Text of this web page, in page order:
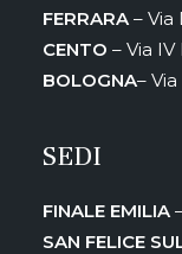
FERRARA – Via
CENTO – Via
BOLOGNA–
SEDI
FINALE EMILIA
SAN FELICE